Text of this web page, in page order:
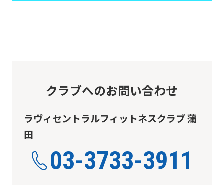
クラブへのお問い合わせ
ラヴィセントラルフィットネスクラブ 蒲
田
03-3733-3911
not
The
translation
may
from
the